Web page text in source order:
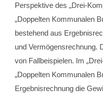
Perspektive des „Drei-
„Doppelten Kommunalen
bestehend aus
und Vermögensrechnung.
von Fallbeispielen. Im
„Doppelten Kommunalen
Ergebnisrechnung die